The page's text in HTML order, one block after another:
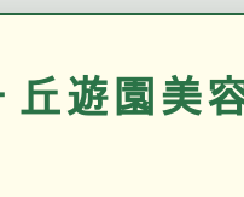
丘遊園美